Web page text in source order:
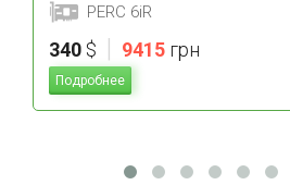
PERC 6iR
340 $ | 9415 грн
Подробнее